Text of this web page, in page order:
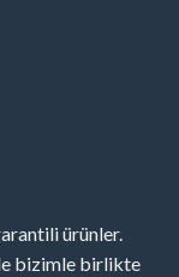
ürünler.
bizimle birlikte